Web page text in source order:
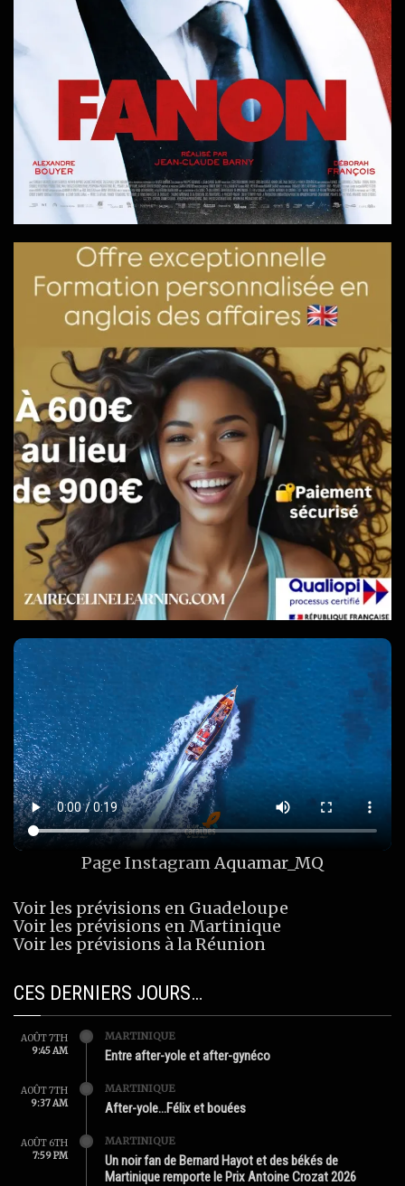
Page InstagramAquamar_MQ
Voir les prévisions en Guadeloupe
Voir les prévisions en Martinique
Voir les prévisions à la Réunion
CES DERNIERS JOURS…
AOÛT 7TH
9:45 AM
MARTINIQUE
Entre after-yole et after-gynéco
AOÛT 7TH
9:37 AM
MARTINIQUE
After-yole…Félix et bouées
AOÛT 6TH
7:59 PM
MARTINIQUE
Un noir fan de Bernard Hayot et des békés de
Martinique remporte le Prix Antoine Crozat 2026